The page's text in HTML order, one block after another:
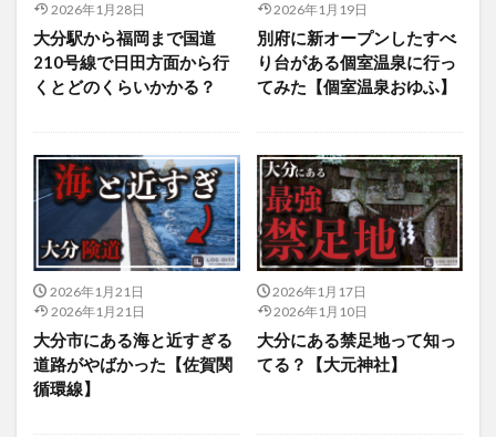
2026年1月28日
大分駅から福岡まで国道
210号線で日田方面から行
くとどのくらいかかる？
2026年1月19日
別府に新オープンしたすべ
り台がある個室温泉に行っ
てみた【個室温泉おゆふ】
2026年1月21日
2026年1月21日
大分市にある海と近すぎる
道路がやばかった【佐賀関
循環線】
2026年1月17日
2026年1月10日
大分にある禁足地って知っ
てる？【大元神社】